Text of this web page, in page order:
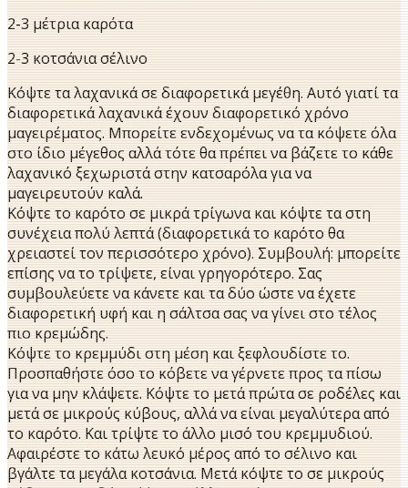
2-3 μέτρια καρότα
2-3 κοτσάνια σέλινο
Κόψτε τα λαχανικά σε διαφορετικά μεγέθη. Αυτό γιατί τα
διαφορετικά λαχανικά έχουν διαφορετικό χρόνο
μαγειρέματος. Μπορείτε ενδεχομένως να τα κόψετε όλα
στο ίδιο μέγεθος αλλά τότε θα πρέπει να βάζετε το κάθε
λαχανικό ξεχωριστά στην κατσαρόλα για να
μαγειρευτούν καλά.
Κόψτε το καρότο σε μικρά τρίγωνα και κόψτε τα στη
συνέχεια πολύ λεπτά (διαφορετικά το καρότο θα
χρειαστεί τον περισσότερο χρόνο). Συμβουλή: μπορείτε
επίσης να το τρίψετε, είναι γρηγορότερο. Σας
συμβουλεύετε να κάνετε και τα δύο ώστε να έχετε
διαφορετική υφή και η σάλτσα σας να γίνει στο τέλος
πιο κρεμώδης.
Κόψτε το κρεμμύδι στη μέση και ξεφλουδίστε το.
Προσπαθήστε όσο το κόβετε να γέρνετε προς τα πίσω
για να μην κλάψετε. Κόψτε το μετά πρώτα σε ροδέλες και
μετά σε μικρούς κύβους, αλλά να είναι μεγαλύτερα από
το καρότο. Και τρίψτε το άλλο μισό του κρεμμυδιού.
Αφαιρέστε το κάτω λευκό μέρος από το σέλινο και
βγάλτε τα μεγάλα κοτσάνια. Μετά κόψτε το σε μικρούς